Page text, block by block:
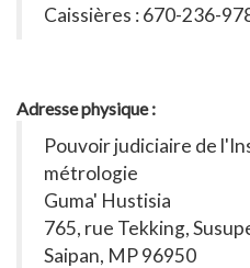
Caissières : 670-236-
Adresse physique :
Pouvoir judiciaire de
métrologie
Guma' Hustisia
765, rue Tekking,
Saipan, MP 96950